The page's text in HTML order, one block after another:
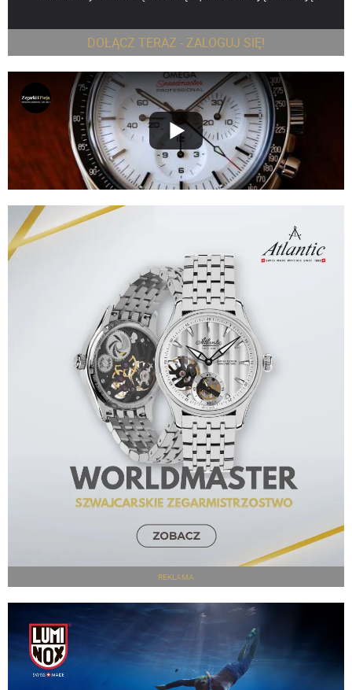
DOŁĄCZ TERAZ - ZALOGUJ SIĘ!
REKLAMA